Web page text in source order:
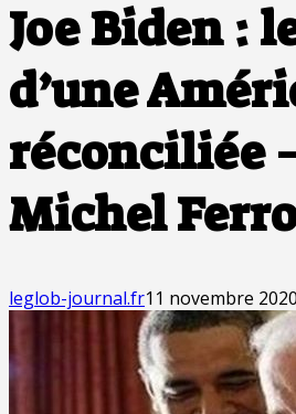
Joe Biden :
d’une
réconciliée
Michel
leglob-journal.fr11 novembre 2020